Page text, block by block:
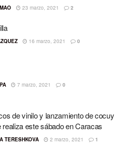
23 marzo, 2021 2
16 marzo, 2021 0
7 marzo, 2021 0
de vinilo y lanzamiento de cocuy
este sábado en Caracas
TERESHKOVA 2 marzo, 2021 1